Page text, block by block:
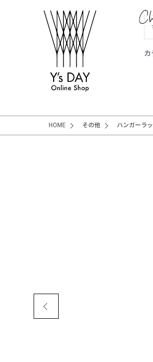
カ
HOME その他 ハンガーラ